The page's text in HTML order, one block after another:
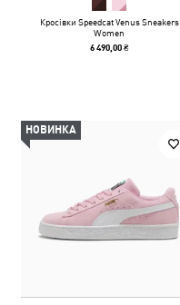
Кросівки Speedcat Venus Sneakers
Women
6 490,00 ₴
НОВИНКА